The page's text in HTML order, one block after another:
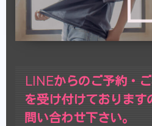
LINEからのご予約・
を受け付けております
問い合わせ下さい。